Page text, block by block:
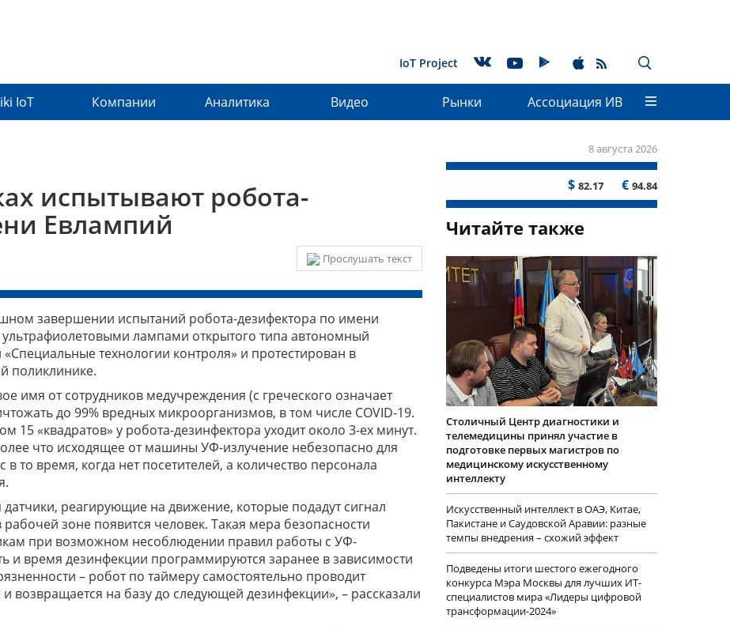
IoT Project
IoT Компании Аналитика Видео Рынки Ассоциация ИВ
8 августа 2026
$ 82.17 € 94.84
испытывают робота-
Евлампий
Прослушать текст
завершении испытаний робота-дезифектора по имени
лампами открытого типа автономный
технологии контроля» и протестирован в
поликлинике.
имя от сотрудников медучреждения (с греческого означает
до 99% вредных микроорганизмов, в том числе COVID-19.
«квадратов» у робота-дезинфектора уходит около 3-ех минут.
что исходящее от машины УФ-излучение небезопасно для
то время, когда нет посетителей, а количество персонала
реагирующие на движение, которые подадут сигнал
зоне появится человек. Такая мера безопасности
при возможном несоблюдении правил работы с УФ-
и время дезинфекции программируются заранее в зависимости
– робот по таймеру самостоятельно проводит
на базу до следующей дезинфекции», – рассказали
Читайте также
Столичный Центр диагностики и
телемедицины принял участие в
подготовке первых магистров по
медицинскому искусственному
интеллекту
Искусственный интеллект в ОАЭ, Китае,
Пакистане и Саудовской Аравии: разные
темпы внедрения – схожий эффект
Подведены итоги шестого ежегодного
конкурса Мэра Москвы для лучших ИТ-
специалистов мира «Лидеры цифровой
трансформации-2024»